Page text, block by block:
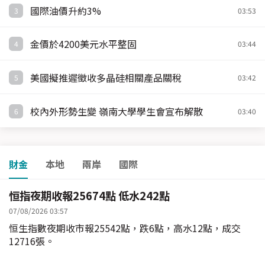
3 國際油價升約3% 03:53
4 金價於4200美元水平整固 03:44
5 美國擬推遲徵收多晶硅相關產品關稅 03:42
6 校內外形勢生變 嶺南大學學生會宣布解散 03:40
財金 本地 兩岸 國際
恒指夜期收報25674點 低水242點
07/08/2026 03:57
恒生指數夜期收市報25542點，跌6點，高水12點，成交
12716張。